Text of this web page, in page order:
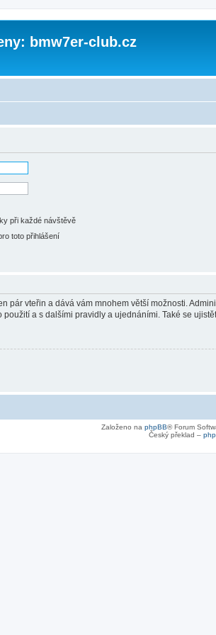
bmw7er-club.cz
při každé návštěvě
toto přihlášení
pár vteřin a dává vám mnohem větší možnosti.
a s dalšími pravidly a ujednáními. Také se
Založeno na phpBB® Forum
Český překlad –